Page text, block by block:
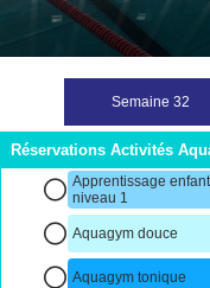
Réservations Activités
Apprentissage enfant
niveau 1
Aquagym douce
Aquagym tonique